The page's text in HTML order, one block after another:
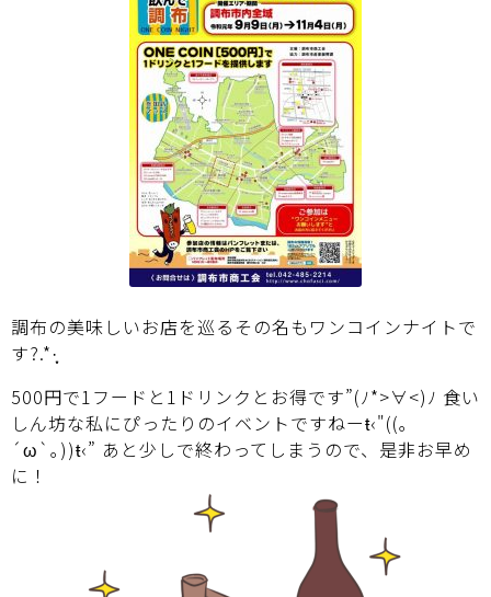
調布の美味しいお店を巡るその名も ワンコインナイトで
す?.*·̩͙
500円で1フードと1ドリンクとお得です”(ﾉ*>∀<)ﾉ 食い
しん坊な私にぴったりのイベントですねーŧ‹"((｡
´ω`｡))ŧ‹” あと少しで終わってしまうので、是非お早め
に！